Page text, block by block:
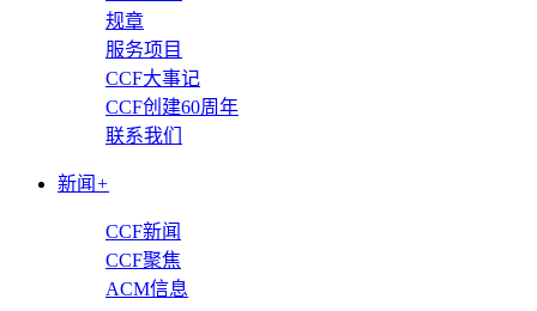
规章
服务项目
CCF大事记
CCF创建60周年
联系我们
新闻 +
CCF新闻
CCF聚焦
ACM信息